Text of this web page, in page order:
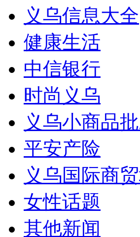
义乌信息大全
健康生活
中信银行
时尚义乌
义乌小商品
平安产险
义乌国际商
女性话题
其他新闻